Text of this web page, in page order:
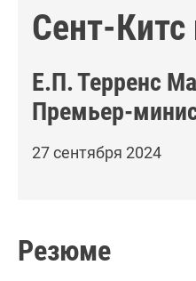
Сент-Китс
Е.П.Терренс
Премьер-
27 сентября 2024
Резюме